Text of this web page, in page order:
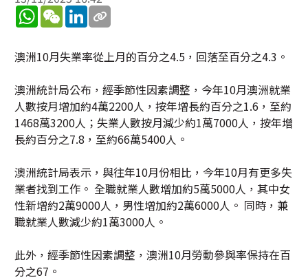
WhatsApp
WeChatLinkedIn
澳洲10月失業率從上月的百分之4.5，回落至百分之4.3。
澳洲統計局公布，經季節性因素調整，今年10月澳洲就業
人數按月增加約4萬2200人，按年增長約百分之1.6，至約
1468萬3200人；失業人數按月減少約1萬7000人，按年增
長約百分之7.8，至約66萬5400人。
澳洲統計局表示，與往年10月份相比，今年10月有更多失
業者找到工作。 全職就業人數增加約5萬5000人，其中女
性新增約2萬9000人，男性增加約2萬6000人。 同時，兼
職就業人數減少約1萬3000人。
此外，經季節性因素調整，澳洲10月勞動參與率保持在百
分之67。